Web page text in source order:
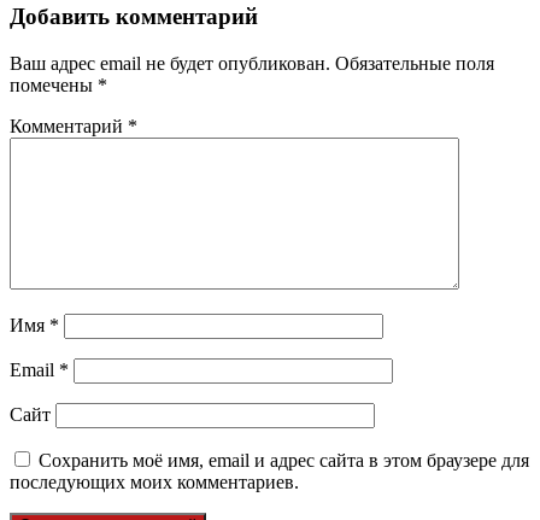
Добавить комментарий
Ваш адрес email не будет опубликован. Обязательные поля
помечены *
Комментарий *
Имя *
Email *
Сайт
Сохранить моё имя, email и адрес сайта в этом браузере для
последующих моих комментариев.